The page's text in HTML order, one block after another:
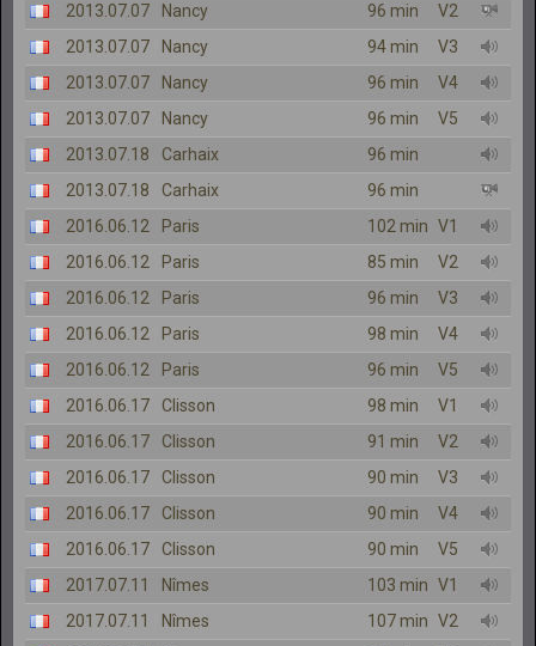
2013.07.07
Nancy 96 min
V2
2013.07.07
Nancy 94 min
V3
2013.07.07
Nancy 96 min
V4
2013.07.07
Nancy 96 min
V5
2013.07.18
Carhaix
96 min
2013.07.18
Carhaix
96 min
2016.06.12
Paris 102 min V1
2016.06.12
Paris 85 min
V2
2016.06.12
Paris 96 min
V3
2016.06.12
Paris 98 min
V4
2016.06.12
Paris 96 min
V5
2016.06.17
Clisson 98 min
V1
2016.06.17
Clisson 91 min
V2
2016.06.17
Clisson 90 min
V3
2016.06.17
Clisson 90 min
V4
2016.06.17
Clisson 90 min
V5
2017.07.11
Nîmes 103 min V1
2017.07.11
Nîmes 107 min V2